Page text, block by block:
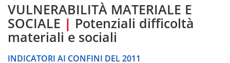
VULNERABILITÀ MATERIALE E
SOCIALE | Potenziali difficoltà
materiali e sociali
INDICATORI AI CONFINI DEL 2011